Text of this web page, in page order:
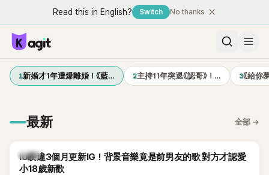
Read this in English? Switch No thanks
1新婚才1年遭爆離婚！《藍… 2主持11年突退《認哥》！… 3《給你
最新 全部 →
韓星
IU睽違3個月更新IG！背景音樂竟是前男友的歌 對方才認愛
小18歲新歡